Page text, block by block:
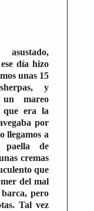
día hizo
unas 15
y
mareo
que era la
por
llegamos a
paella de
cremas
que
del mal
pero
Tal vez